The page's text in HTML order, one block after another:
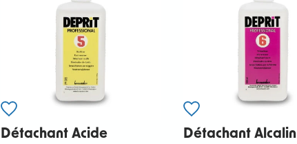
Détachant Acide
Détachant Alcalin